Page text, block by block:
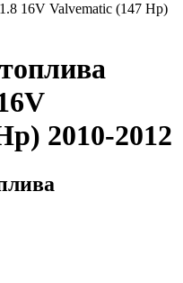
16V Valvematic (147 Hp)
2010-2012